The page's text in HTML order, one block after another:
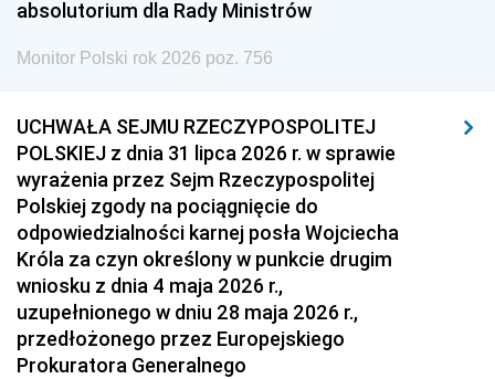
absolutorium dla Rady Ministrów
Monitor Polski rok 2026 poz. 756
UCHWAŁA SEJMU RZECZYPOSPOLITEJ
POLSKIEJ z dnia 31 lipca 2026 r. w sprawie
wyrażenia przez Sejm Rzeczypospolitej
Polskiej zgody na pociągnięcie do
odpowiedzialności karnej posła Wojciecha
Króla za czyn określony w punkcie drugim
wniosku z dnia 4 maja 2026 r.,
uzupełnionego w dniu 28 maja 2026 r.,
przedłożonego przez Europejskiego
Prokuratora Generalnego